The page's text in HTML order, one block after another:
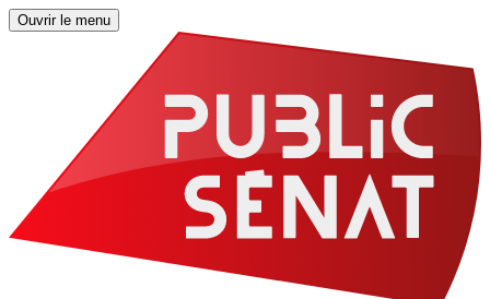
Ouvrir le menu